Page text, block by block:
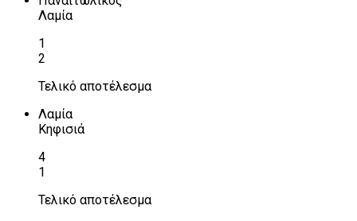
Λαμία
1
2
Τελικό αποτέλεσμα
Λαμία
Κηφισιά
4
1
Τελικό αποτέλεσμα